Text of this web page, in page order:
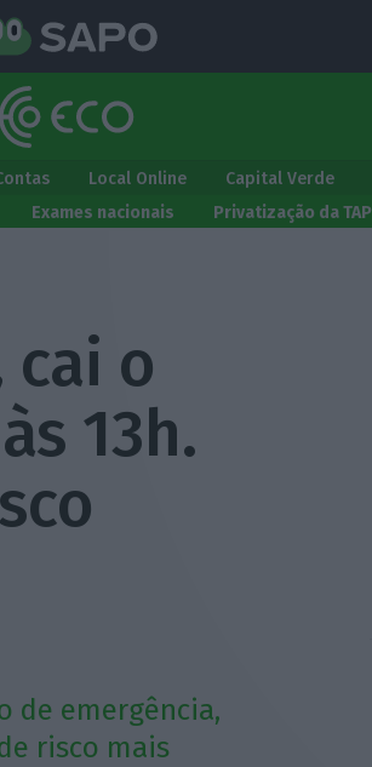
Local Online Capital Verde
Exames nacionais Privatização da TAP
cai o
13h.
de emergência,
risco mais